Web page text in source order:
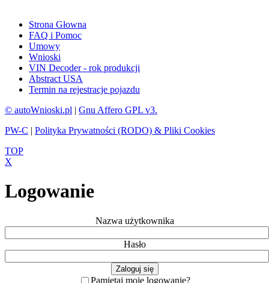
Strona Głowna
FAQ i Pomoc
Umowy
Wnioski
VIN Decoder - rok produkcji
Abstract USA
Termin na rejestracje pojazdu
© autoWnioski.pl | Gnu Affero GPL v3.
PW-C | Polityka Prywatności (RODO) & Pliki Cookies
TOP
X
Logowanie
Nazwa użytkownika
Hasło
Pamiętaj moje logowanie?